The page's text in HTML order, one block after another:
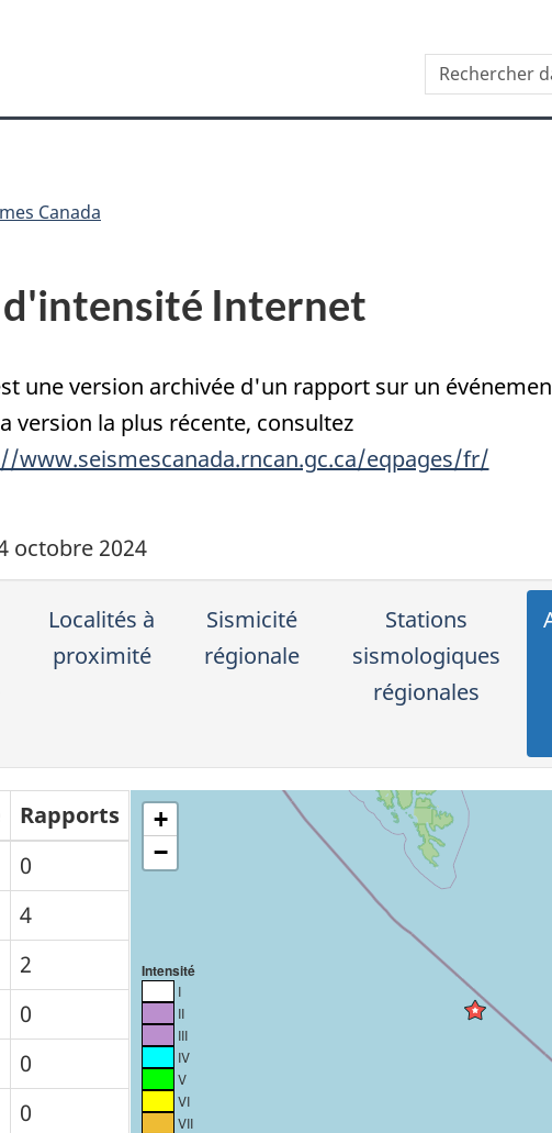
Rechercher
dans
Canada.ca
Canada
Internet
une version archivée d'un rapport sur un
version la plus récente, consultez
www.seismescanada.rncan.gc.ca/eqpages/fr/
octobre 2024
Localités à
proximité
Sismicité
régionale
Stations
sismologiques
régionales
Rapports
0
4
2
0
0
0
+
−
Intensité
I
II
III
IV
V
VI
VII